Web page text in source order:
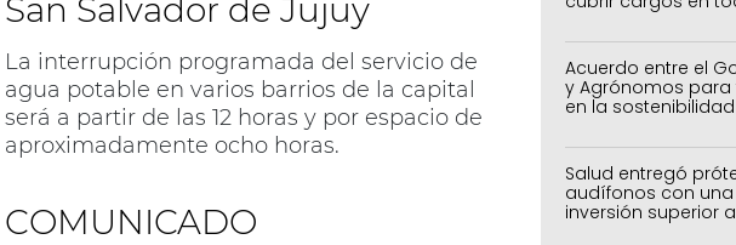
San Salvador de Jujuy
La interrupción programada del servicio de
agua potable en varios barrios de la capital
será a partir de las 12 horas y por espacio de
aproximadamente ocho horas.
COMUNICADO
Acuerdo entre el
y Agrónomos
en la
agrícolas,
forestal
Salud entregó
audífonos con una
inversión superior a
millones de pesos